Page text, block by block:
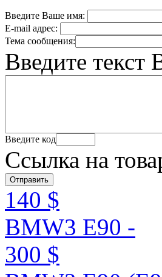
Введите Ваше имя:
E-mail адрес:
Тема сообщения:
Введите
Введите код
Ссылка на
140 $
BMW3 E90 -
300 $